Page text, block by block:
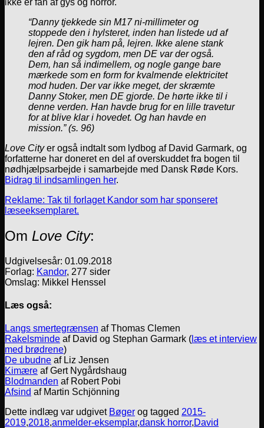
“Danny tjekkede sin M17 ni-millimeter og
stoppede den i hylsteret, inden han listede ud af
lejren. Den gik ham på, lejren. Ikke alene stank
den af råd og sygdom, men DE var der også.
Dem, han så indimellem, og nogle gange bare
mærkede som en form for kvalmende elektricitet
mod huden. Der var ikke meget, der skræmte
Danny Stoker, men DE gjorde. De hørte ikke til i
denne verden. Han havde brug for en lille travetur
for at blive klar i hovedet. Og han havde en
mission.” (s. 96)
Love Cityer også indtalt som lydbog af David Garmark, og
forfatterne har doneret en del af overskuddet fra bogen til
nødhjælpsarbejde i samarbejde med Dansk Røde Kors.
Bidrag til indsamlingen her.
Reklame: Tak til forlaget Kandor som har sponseret
læseeksemplaret.
Om Love City:
Udgivelsesår: 01.09.2018
Forlag: Kandor, 277 sider
Omslag: Mikkel Henssel
Læs også:
Langs smertegrænsen af Thomas Clemen
Rakelsminde af David og Stephan Garmark ( læs et interview
med brødrene)
De ubudne af Liz Jensen
Kimære af Gert Nygårdshaug
Blodmanden af Robert Pobi
Afsind af Martin Schjönning
Dette indlæg var udgivet Bøger og tagged 2015-
2019,2018,anmelder-eksemplar,dansk horror,David